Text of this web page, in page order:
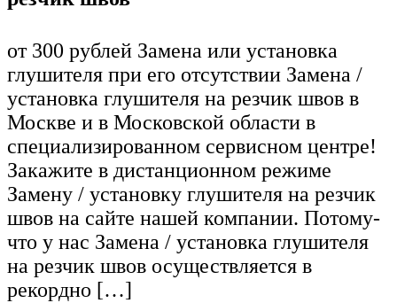
от 300 рублей Замена или установка
глушителя при его отсутствии Замена /
установка глушителя на резчик швов в
Москве и в Московской области в
специализированном сервисном центре!
Закажите в дистанционном режиме
Замену / установку глушителя на резчик
швов на сайте нашей компании. Потому-
что у нас Замена / установка глушителя
на резчик швов осуществляется в
рекордно […]